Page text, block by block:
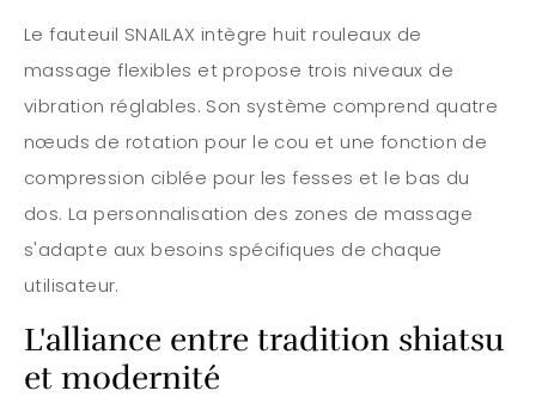
Le fauteuil SNAILAX intègre huit rouleaux de
massage flexibles et propose trois niveaux de
vibration réglables. Son système comprend quatre
nœuds de rotation pour le cou et une fonction de
compression ciblée pour les fesses et le bas du
dos. La personnalisation des zones de massage
s'adapte aux besoins spécifiques de chaque
utilisateur.
L'alliance entre tradition shiatsu
et modernité